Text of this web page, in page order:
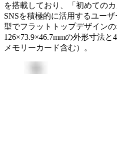
を搭載しており、「初めての
SNSを積極的に活用するユー
型でフラットトップデザイン
126×73.9×46.7mmの外形寸法
メモリーカード含む）。